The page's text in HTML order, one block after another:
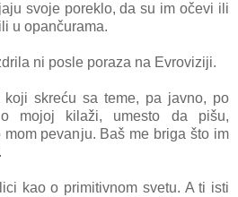
svoje poreklo, da su im očevi ili
u opančurama.
ni posle porаzа nа Evroviziji.
skreću sа teme, pa jаvno, po
o mojoj kilаži, umesto dа pišu,
pevanju. Baš me briga što im
kao o primitivnom svetu. A ti isti